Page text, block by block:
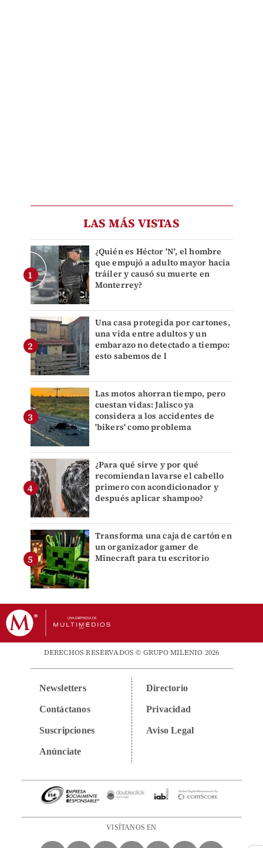
LAS MÁS VISTAS
¿Quién es Héctor 'N', el hombre
que empujó a adulto mayor hacia
tráiler y causó su muerte en
Monterrey?
Una casa protegida por cartones,
una vida entre adultos y un
embarazo no detectado a tiempo:
esto sabemos de l
Las motos ahorran tiempo, pero
cuestan vidas: Jalisco ya
considera a los accidentes de
'bikers' como problema
¿Para qué sirve y por qué
recomiendan lavarse el cabello
primero con acondicionador y
después aplicar shampoo?
Transforma una caja de cartón en
un organizador gamer de
Minecraft para tu escritorio
DERECHOS RESERVADOS © GRUPO MILENIO 2026
Newsletters
Contáctanos
Suscripciones
Anúnciate
Directorio
Privacidad
Aviso Legal
VISÍTANOS EN